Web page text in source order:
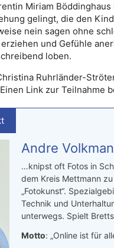
Miriam
gelingt, die den
nein sagen ohne
und Gefühle
loben.
Ruhrländer-
Link zur Teilnahme
Andre
…knipst oft Fotos in
dem Kreis Mettmann
„Fotokunst“.
Technik und
unterwegs. Spielt
Motto: „Online ist für